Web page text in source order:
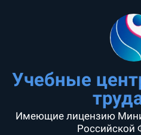
Учебные
Имеющие лицензию
Российской